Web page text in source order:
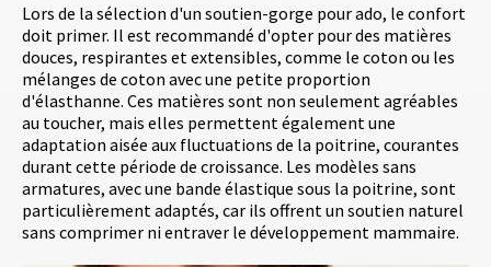
Lors de la sélection d'un soutien-gorge pour ado, le confort
doit primer. Il est recommandé d'opter pour des matières
douces, respirantes et extensibles, comme le coton ou les
mélanges de coton avec une petite proportion
d'élasthanne. Ces matières sont non seulement agréables
au toucher, mais elles permettent également une
adaptation aisée aux fluctuations de la poitrine, courantes
durant cette période de croissance. Les modèles sans
armatures, avec une bande élastique sous la poitrine, sont
particulièrement adaptés, car ils offrent un soutien naturel
sans comprimer ni entraver le développement mammaire.